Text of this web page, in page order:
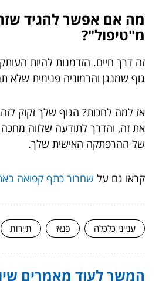
מה אם אפשר להגיד
מ"טיפול"?
זה דרך חיים. הזדמנות להיות
גוף שמנגן והרמוניה פנימית
אז למה לחכות? הגוף שלך זקוק
את זה, והדרך לתודעה שלווה
של ההרפתקה האישית שלך.
קראו גם על שחרור כתף קפואה
ענייני כלכלה פנאי תיירות
המשך לעוד מאמרים